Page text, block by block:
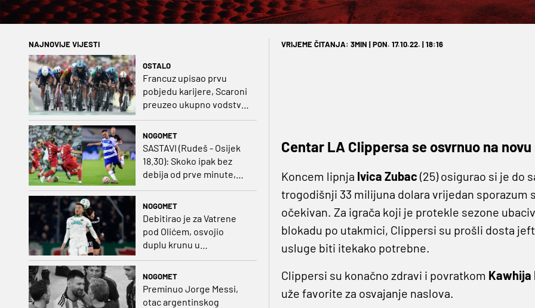
NAJNOVIJE VIJESTI
OSTALO
Francuz upisao prvu
pobjedu karijere, Scaroni
preuzeo ukupno vodstvo
NOGOMET
SASTAVI (Rudeš - Osijek
18.30): Skoko ipak bez
debija od prve minute,
prvo kolo
NOGOMET
Debitirao je za Vatrene
pod Olićem, osvojio
duplu krunu u
Rumunjskoj pa preselio
NOGOMET
Preminuo Jorge Messi,
otac argentinskog
VRIJEME ČITANJA: 3MIN | PON. 17.10.22. | 18:16
Centar LA Clippersa se osvrnuo na novu
Koncem lipnja Ivica Zubac (25) osigurao si je do
trogodišnji 33 milijuna dolara vrijedan sporazum
očekivan. Za igrača koji je protekle sezone
blokadu po utakmici, Clippersi su prošli dosta
usluge biti itekako potrebne.
Clippersi su konačno zdravi i povratkom Kawhija
uže favorite za osvajanje naslova.